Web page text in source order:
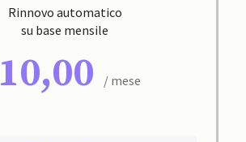
Rinnovo automatico
su base mensile
10,00 / mese